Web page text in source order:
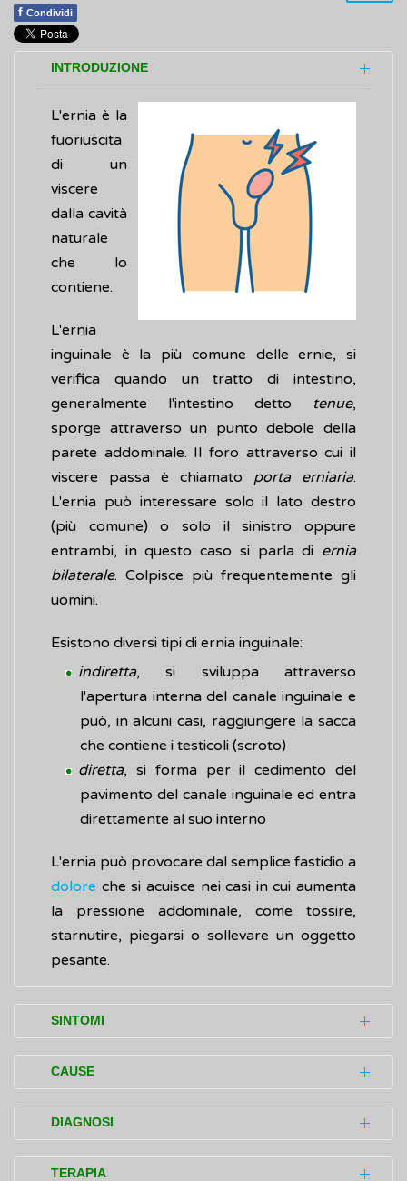
f Condividi
INTRODUZIONE
L'ernia è la
fuoriuscita
di un
viscere
dalla cavità
naturale
che lo
contiene.
L'ernia
inguinale è la più comune delle ernie, si
verifica quando un tratto di intestino,
generalmente l'intestino detto tenue,
sporge attraverso un punto debole della
parete addominale. Il foro attraverso cui il
viscere passa è chiamato porta erniaria.
L'ernia può interessare solo il lato destro
(più comune) o solo il sinistro oppure
entrambi, in questo caso si parla di ernia
bilaterale. Colpisce più frequentemente gli
uomini.
Esistono diversi tipi di ernia inguinale:
indiretta, si sviluppa attraverso
l'apertura interna del canale inguinale e
può, in alcuni casi, raggiungere la sacca
che contiene i testicoli (scroto)
diretta, si forma per il cedimento del
pavimento del canale inguinale ed entra
direttamente al suo interno
L'ernia può provocare dal semplice fastidio a
dolore che si acuisce nei casi in cui aumenta
la pressione addominale, come tossire,
starnutire, piegarsi o sollevare un oggetto
pesante.
SINTOMI
In alcuni casi, l'ernia inguinale si presenta
soltanto come un rigonfiamento di
dimensioni variabili che compare nella
regione inguinale. Di norma, si riduce fino a
scomparire sdraiandosi con la pancia in su
CAUSE
L'ernia inguinale può essere presente sin
dalla nascita, quando ildotto peritoneo-
vaginale
DIAGNOSI
Generalmente l'accertamento (diagnosi)
TERAPIA